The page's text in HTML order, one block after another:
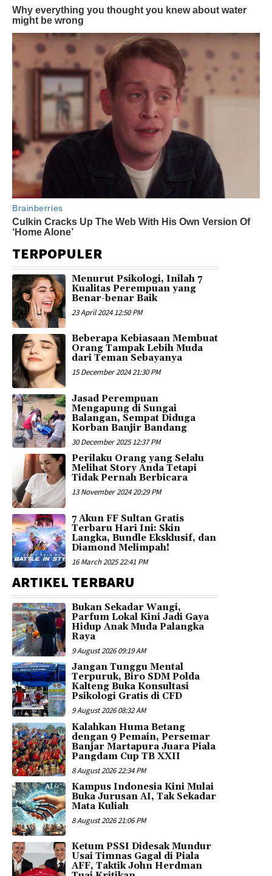
TERPOPULER
Menurut Psikologi, Inilah 7
Kualitas Perempuan yang
Benar-benar Baik
23 April 2024 12:50 PM
Beberapa Kebiasaan Membuat
Orang Tampak Lebih Muda
dari Teman Sebayanya
15 December 2024 21:30 PM
Jasad Perempuan
Mengapung di Sungai
Balangan, Sempat Diduga
Korban Banjir Bandang
30 December 2025 12:37 PM
Perilaku Orang yang Selalu
Melihat Story Anda Tetapi
Tidak Pernah Berbicara
13 November 2024 20:29 PM
7 Akun FF Sultan Gratis
Terbaru Hari Ini: Skin
Langka, Bundle Eksklusif, dan
Diamond Melimpah!
16 March 2025 22:41 PM
ARTIKEL TERBARU
Bukan Sekadar Wangi,
Parfum Lokal Kini Jadi Gaya
Hidup Anak Muda Palangka
Raya
9 August 2026 09:19 AM
Jangan Tunggu Mental
Terpuruk, Biro SDM Polda
Kalteng Buka Konsultasi
Psikologi Gratis di CFD
9 August 2026 08:32 AM
Kalahkan Huma Betang
dengan 9 Pemain, Persemar
Banjar Martapura Juara Piala
Pangdam Cup TB XXII
8 August 2026 22:34 PM
Kampus Indonesia Kini Mulai
Buka Jurusan AI, Tak Sekadar
Mata Kuliah
8 August 2026 21:06 PM
Ketum PSSI Didesak Mundur
Usai Timnas Gagal di Piala
AFF, Taktik John Herdman